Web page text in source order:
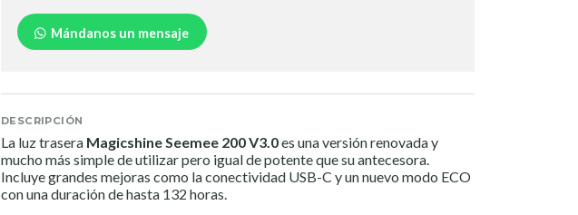
Mándanos un mensaje
DESCRIPCIÓN
La luz trasera Magicshine Seemee 200 V3.0es una versión renovada y
mucho más simple de utilizar pero igual de potente que su antecesora.
Incluye grandes mejoras como la conectividad USB-C y un nuevo modo ECO
con una duración de hasta 132 horas.